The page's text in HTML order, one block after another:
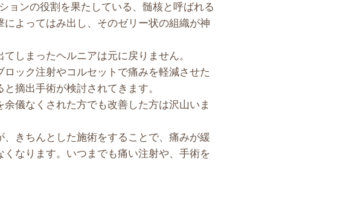
ョンの役割を果たしている、髄核と呼ばれる
よってはみ出し、そのゼリー状の組織が神
しまったヘルニアは元に戻りません。
ック注射やコルセットで痛みを軽減させた
摘出手術が検討されてきます。
儀なくされた方でも改善した方は沢山いま
きちんとした施術をすることで、痛みが緩
なります。いつまでも痛い注射や、手術を